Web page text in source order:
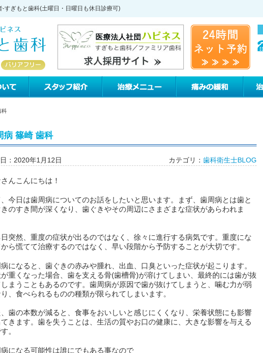
すぎもと歯科(土曜日・日曜日も休日診療可)
科
病 篠崎 歯科
：2020年1月12日 カテゴリ： 歯科衛生士BLOG
んこんにちは！
、今日は歯周病についてのお話をしたいと思います。まず、歯周病とは歯と
のすき間が深くなり、歯ぐきやその周辺にさまざまな症状があらわれま
突然、重度の症状が出るのではなく、徐々に進行する病気です。重度にな
から慌てて治療するのではなく、早い段階から予防することが大切です。
になると、歯ぐきの赤みや腫れ、出血、口臭といった症状が起こります。
重くなった場合、歯を支える骨(歯槽骨)が溶けてしまい、最終的には歯が抜
まうこともあるのです。歯周病が原因で歯が抜けてしまうと、噛む力が弱
り、食べられるものの種類が限られてしまいます。
、歯の本数が減ると、食事をおいしいと感じにくくなり、栄養状態にも影響
きます。歯を失うことは、生活の質やお口の健康に、大きな影響を与える
。
になる可能性は誰にでもある事なので